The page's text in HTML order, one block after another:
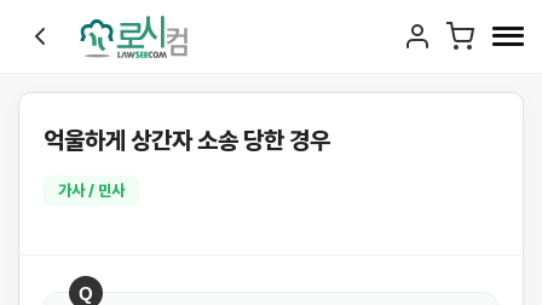
억울하게 상간자 소송 당한 경우
가사 / 민사
Q